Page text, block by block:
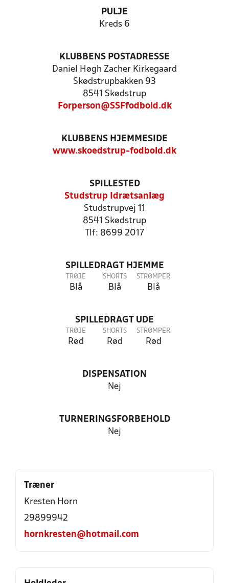
PULJE
Kreds 6
KLUBBENS POSTADRESSE
Daniel Høgh Zacher Kirkegaard
Skødstrupbakken 93
8541 Skødstrup
Forperson@SSFfodbold.dk
KLUBBENS HJEMMESIDE
www.skoedstrup-fodbold.dk
SPILLESTED
Studstrup Idrætsanlæg
Studstrupvej 11
8541 Skødstrup
Tlf: 8699 2017
SPILLEDRAGT HJEMME
TRØJE
Blå
SHORTS
Blå
STRØMPER
Blå
SPILLEDRAGT UDE
TRØJE
Rød
SHORTS
Rød
STRØMPER
Rød
DISPENSATION
Nej
TURNERINGSFORBEHOLD
Nej
Træner
Kresten Horn
29899942
hornkresten@hotmail.com